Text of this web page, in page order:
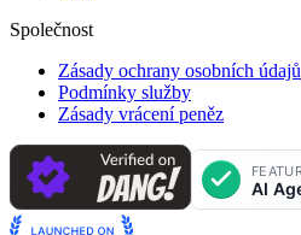
Společnost
Zásady ochrany osobních údajů
Podmínky služby
Zásady vrácení peněz